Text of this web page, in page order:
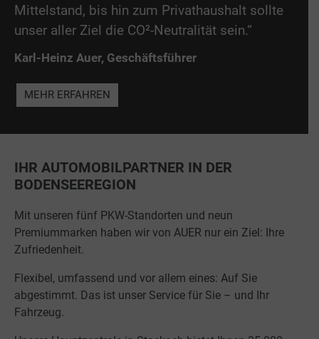
Mittelstand, bis hin zum Privathaushalt sollte
unser aller Ziel die CO²-Neutralität sein.“
Karl-Heinz Auer, Geschäftsführer
MEHR ERFAHREN
IHR AUTOMOBILPARTNER IN DER
BODENSEEREGION
Mit unseren fünf PKW-Standorten und neun
Premiummarken haben wir von AUER nur ein Ziel: Ihre
Zufriedenheit.
Flexibel, umfassend und vor allem eines: Auf Sie
abgestimmt. Das ist unser Service für Sie – und Ihr
Fahrzeug.